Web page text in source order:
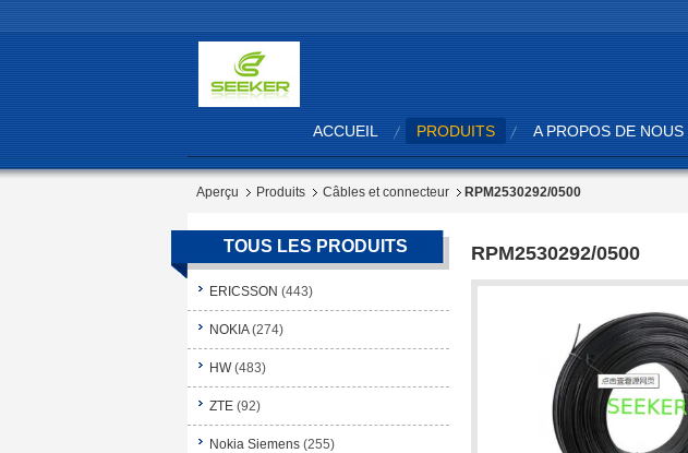
ACCUEIL PRODUITS A PROPOS DE NOUS
Aperçu Produits Câbles et connecteur RPM2530292/0500
TOUS LES PRODUITS
ERICSSON (443)
NOKIA (274)
HW (483)
ZTE (92)
Nokia Siemens (255)
RPM2530292/0500